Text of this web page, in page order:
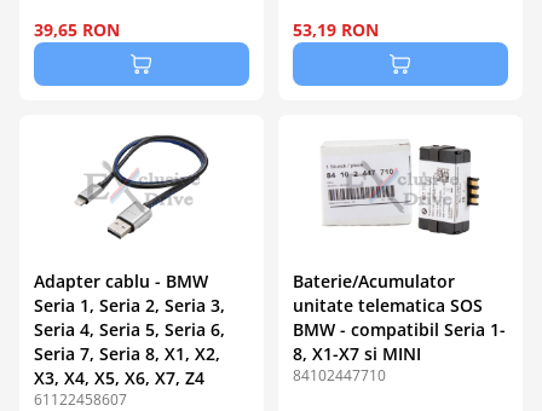
39,65 RON 53,19 RON
Adapter cablu - BMW
Seria 1, Seria 2, Seria 3,
Seria 4, Seria 5, Seria 6,
Seria 7, Seria 8, X1, X2,
X3, X4, X5, X6, X7, Z4
61122458607
Baterie/Acumulator
unitate telematica SOS
BMW - compatibil Seria 1-
8, X1-X7 si MINI
84102447710